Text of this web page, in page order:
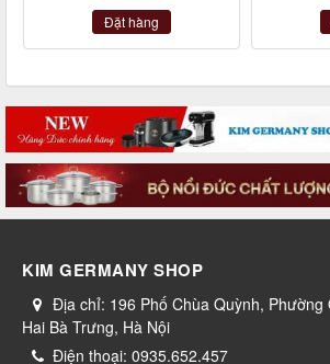
Đặt hàng
KIM GERMANY SHOP
Địa chỉ: 196 Phố Chùa Quỳnh, Phường
Hai Bà Trưng, Hà Nội
Điện thoại: 0935.652.457